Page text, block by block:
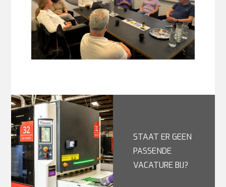
STAAT ER GEEN
PASSENDE
VACATURE BIJ?